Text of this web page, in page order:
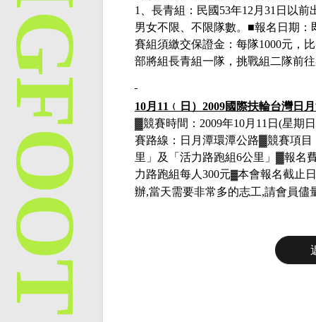
1
、長青組：民國53年12月31日 以前
男女不限 、不限隊數。■報名日期：
賽組須繳交保證金：每隊1000元，
部將組長青組一隊，挑戰組二隊前
10月 11 ﹙ 日） 2009國際扶輪台灣日
▓競賽時間： 2009年10月11日(星期
賽路線：日月潭環潭公路▓競賽項目
里 」及「活力路跑組6公里 」▓報名
力路跑組每人300元▓本會報名截止
辦,當天需要非常多的志工,請會員儘